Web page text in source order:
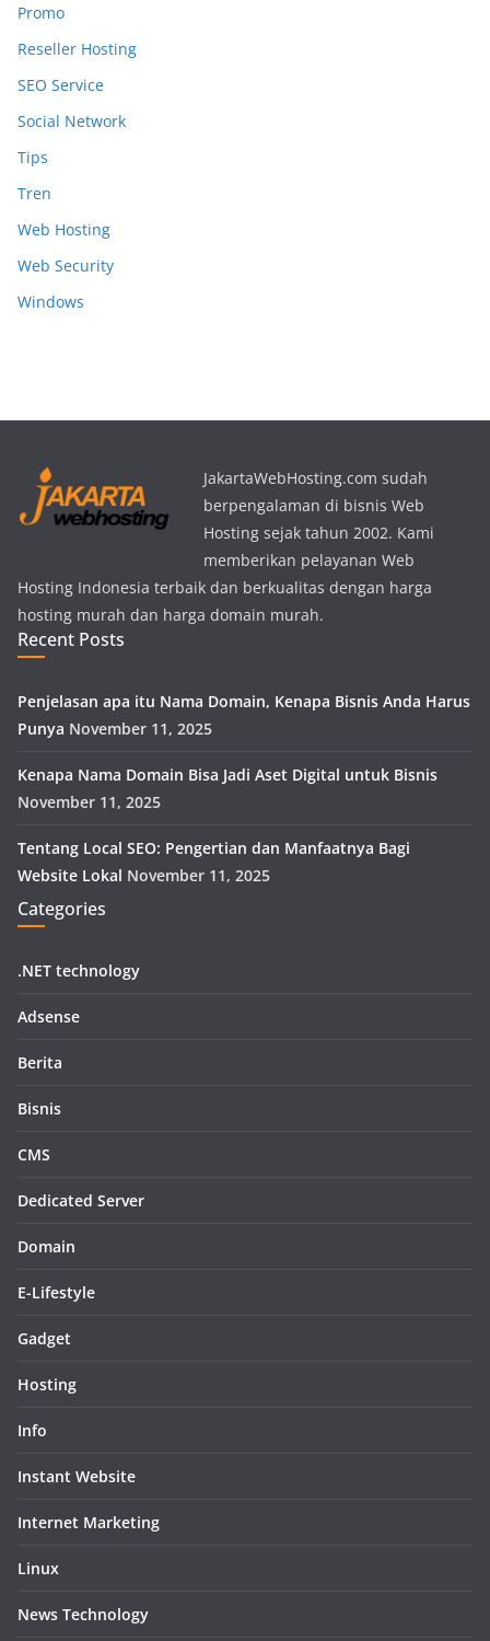
Promo
Reseller Hosting
SEO Service
Social Network
Tips
Tren
Web Hosting
Web Security
Windows
JakartaWebHosting.com sudah
berpengalaman di bisnis Web
Hosting sejak tahun 2002. Kami
memberikan pelayanan Web
Hosting Indonesia terbaik dan berkualitas dengan harga
hosting murah dan harga domain murah.
Recent Posts
Penjelasan apa itu Nama Domain, Kenapa Bisnis Anda Harus
Punya November 11, 2025
Kenapa Nama Domain Bisa Jadi Aset Digital untuk Bisnis
November 11, 2025
Tentang Local SEO: Pengertian dan Manfaatnya Bagi
Website Lokal November 11, 2025
Categories
.NET technology
Adsense
Berita
Bisnis
CMS
Dedicated Server
Domain
E-Lifestyle
Gadget
Hosting
Info
Instant Website
Internet Marketing
Linux
News Technology